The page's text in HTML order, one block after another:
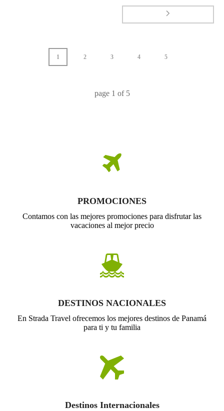
1 2 3 4 5
page 1 of 5
PROMOCIONES
Contamos con las mejores promociones para disfrutar las
vacaciones al mejor precio
DESTINOS NACIONALES
En Strada Travel ofrecemos los mejores destinos de Panamá
para ti y tu familia
Destinos Internacionales